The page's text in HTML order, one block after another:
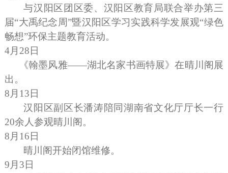
与汉阳区团区委、汉阳区教育局联合举办第三
届“大禹纪念周”暨汉阳区学习实践科学发展观“绿色
畅想”环保主题教育活动。
4月 28 日
《翰墨风雅——湖北名家书画特展》在晴川阁展
出。
8 月 13 日
汉阳区副区长潘涛陪同湖南省文化厅厅长一行
20余人参观晴川阁。
8 月 16 日
晴川阁开始闭馆维修。
9 月 3 日